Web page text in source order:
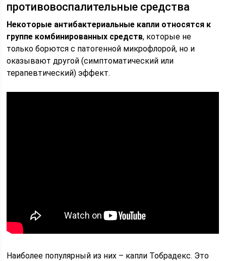
противовоспалительные средства
Некоторые антибактериальные капли относятся к
группе комбинированных средств, которые не
только борются с патогенной микрофлорой, но и
оказывают другой (симптоматический или
терапевтический) эффект.
Наиболее популярный из них – капли Тобрадекс. Это